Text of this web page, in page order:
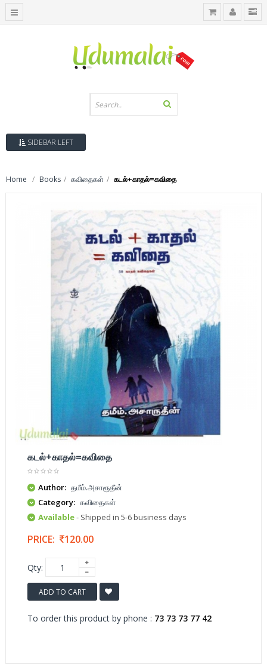
SIDEBAR LEFT
Home Books கவிதைகள் கடல்+காதல்=கவிதை
கடல்+காதல்=கவிதை
Author: தமீம்.அசாரூதீன்
Category: கவிதைகள்
Available- Shipped in 5-6 business days
PRICE: 120.00
Qty:
ADD TO CART
To order this product by phone : 73 73 73 77 42